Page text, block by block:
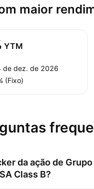
maior
YTM
de dez. de 2026
(Fixo)
da ação de Grupo
Class B?